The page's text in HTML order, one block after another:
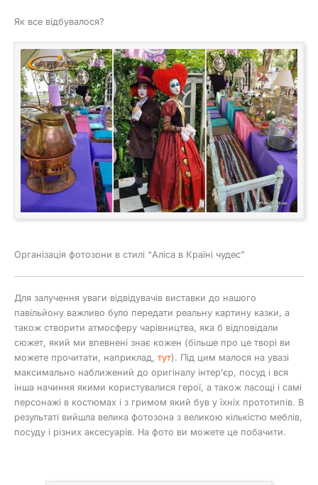
Як все відбувалося?
Організація фотозони в стилі “Аліса в Країні чудес”
Для залучення уваги відвідувачів виставки до нашого
павільйону важливо було передати реальну картину казки, а
також створити атмосферу чарівництва, яка б відповідали
сюжет, який ми впевнені знає кожен (більше про це творі ви
можете прочитати, наприклад, тут). Під цим малося на увазі
максимально наближений до оригіналу інтер’єр, посуд і вся
інша начиння якими користувалися герої, а також ласощі і самі
персонажі в костюмах і з гримом який був у їхніх прототипів. В
результаті вийшла велика фотозона з великою кількістю меблів,
посуду і різних аксесуарів. На фото ви можете це побачити.